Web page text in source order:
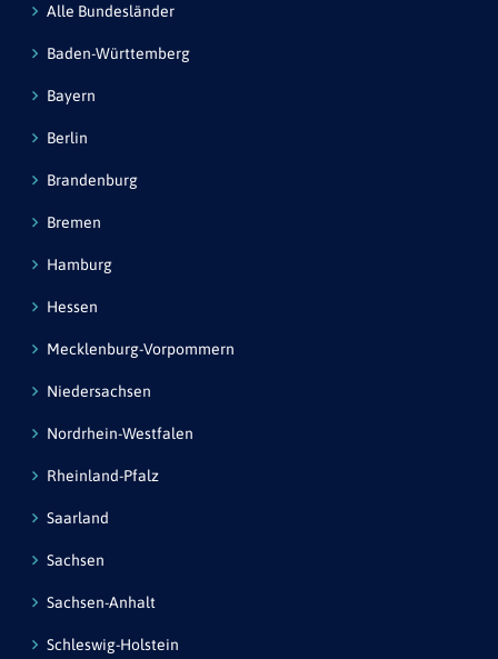
Alle Bundesländer
Baden-Württemberg
Bayern
Berlin
Brandenburg
Bremen
Hamburg
Hessen
Mecklenburg-Vorpommern
Niedersachsen
Nordrhein-Westfalen
Rheinland-Pfalz
Saarland
Sachsen
Sachsen-Anhalt
Schleswig-Holstein